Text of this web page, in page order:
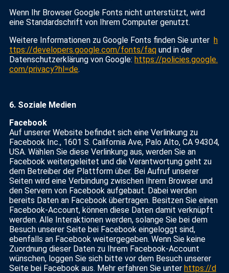
Wenn Ihr Browser Google Fonts nicht unterstützt, wird
eine Standardschrift von Ihrem Computer genutzt.
Weitere Informationen zu Google Fonts finden Sie unter h
ttps://developers.google.com/fonts/faq und in der
Datenschutzerklärung von Google: https://policies.google.
com/privacy?hl=de.
6. Soziale Medien
Facebook
Auf unserer Website befindet sich eine Verlinkung zu
Facebook Inc., 1601 S. California Ave, Palo Alto, CA 94304,
USA. Wählen Sie diese Verlinkung aus, werden Sie an
Facebook weitergeleitet und die Verantwortung geht zu
dem Betreiber der Plattform über. Bei Aufruf unserer
Seiten wird eine Verbindung zwischen Ihrem Browser und
den Servern von Facebook aufgebaut. Dabei werden
bereits Daten an Facebook übertragen. Besitzen Sie einen
Facebook-Account, können diese Daten damit verknüpft
werden. Alle Interaktionen werden, solange Sie bei dem
Besuch unserer Seite bei Facebook eingeloggt sind,
ebenfalls an Facebook weitergegeben. Wenn Sie keine
Zuordnung dieser Daten zu Ihrem Facebook-Account
wünschen, loggen Sie sich bitte vor dem Besuch unserer
Seite bei Facebook aus. Mehr erfahren Sie unter https://d